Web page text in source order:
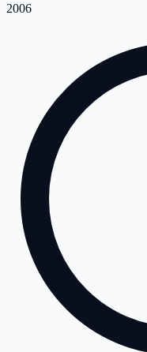
2006